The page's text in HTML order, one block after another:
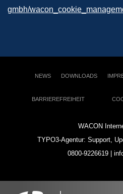
gmbh/
NEWS DOWNLOADS
BARRIEREFREIHEIT
WACON
TYPO3-Agentur: Support,
0800-9226619 |